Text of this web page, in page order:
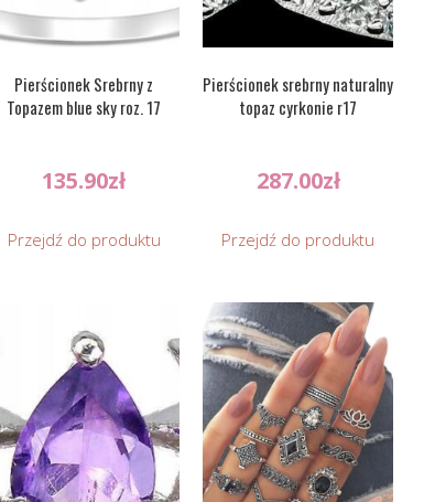
Pierścionek Srebrny z
Topazem blue sky roz. 17
135.90zł
Przejdź do produktu
Pierścionek srebrny naturalny
topaz cyrkonie r17
287.00zł
Przejdź do produktu